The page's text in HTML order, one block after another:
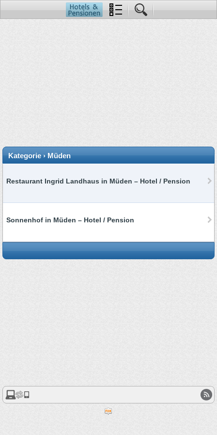
Kategorie › Müden
Restaurant Ingrid Landhaus in Müden – Hotel / Pension
Sonnenhof in Müden – Hotel / Pension